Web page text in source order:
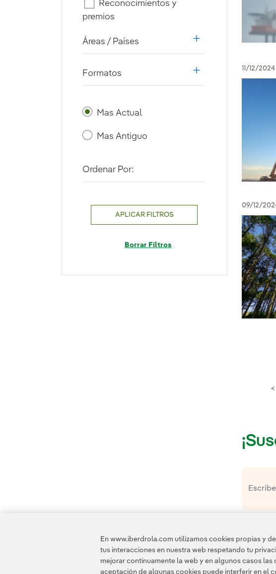
Reconocimientos y
premios
Áreas / Países
Formatos
Ordenar Por:
Mas Actual
Mas Antiguo
APLICAR FILTROS
Borrar Filtros
11/12/2024
09/12/
<
Esta
En www.iberdrola.com utilizamos cookies propias y
tus interacciones en nuestra web respetando tu
mejorar continuamente la web y en algunos casos
aceptación de algunas cookies puede interferir en el